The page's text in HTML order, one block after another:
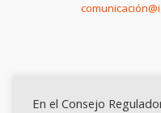
En el Consejo